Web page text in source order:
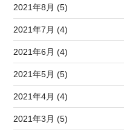
2021年8月 (5)
2021年7月 (4)
2021年6月 (4)
2021年5月 (5)
2021年4月 (4)
2021年3月 (5)